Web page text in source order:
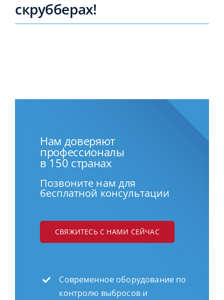
скрубберах!
Нам доверяют
профессионалы
в 150 странах
Позвоните нам для
бесплатной консультации
СВЯЖИТЕСЬ С НАМИ СЕЙЧАС
Современное оборудование по
контролю выбросов и